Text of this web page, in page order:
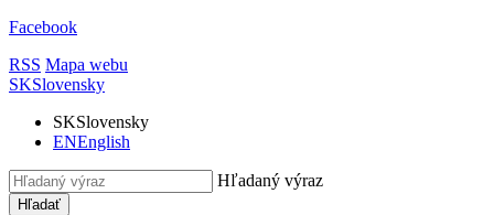
Facebook
RSS Mapa webu
SKSlovensky
SKSlovensky
ENEnglish
Hľadaný výraz
Hľadať